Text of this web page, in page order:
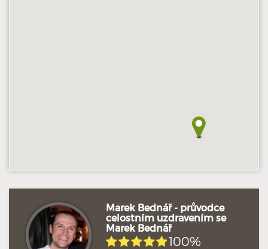
Marek Bednář - průvodce
celostním uzdravením se
Marek Bednář
100%
Doposud žádné hodnocení Profil terapeuta